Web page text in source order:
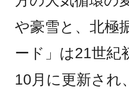
や豪雪と、北極
ード」は21世紀
10月に更新され